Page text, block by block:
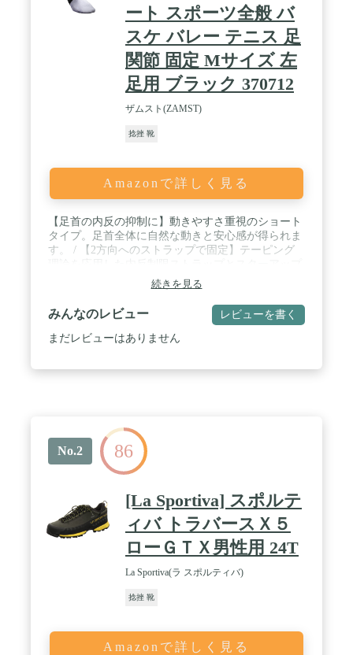
ート スポーツ全般 バ
スケ バレー テニス 足
関節 固定 Mサイズ 左
足用 ブラック 370712
ザムスト(ZAMST)
捻挫 靴
Amazonで詳しく見る
【足首の内反の抑制に】動きやすさ重視のショート
タイプ。足首全体に自然な動きと安心感が得られま
す。 / 【2方向へのストラップで固定】テーピング
ストラップで固定します / 【足の形状になじむステ
ーが的確にフィット】足の形状になじむステーが的
確にフィット / 【薄くてムレにくい、快適な装着
感】通気性に優れ、防臭機能を備えた素材を採用し
ました。 / 素材:ナイロン・ポリエステル・ポリウレ
続きを見る
みんなのレビュー レビューを書く
まだレビューはありません
No.2 86
[La Sportiva] スポルテ
ィバ トラバースＸ５
ローＧＴＸ男性用 24T
La Sportiva(ラ スポルティバ)
捻挫 靴
Amazonで詳しく見る